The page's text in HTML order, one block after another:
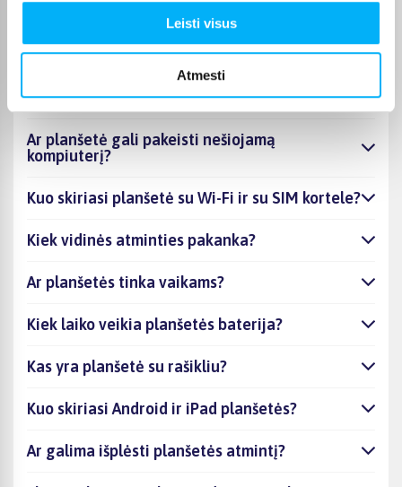
Leisti visus
Atmesti
Planšetės - kiek skirtingų prekių turite šioje
Kokią planšetę geriausia rinktis darbui ar
mokslams?
Ar planšetė gali pakeisti nešiojamą
kompiuterį?
Kuo skiriasi planšetė su Wi-Fi ir su SIM kortele?
Kiek vidinės atminties pakanka?
Ar planšetės tinka vaikams?
Kiek laiko veikia planšetės baterija?
Kas yra planšetė su rašikliu?
Kuo skiriasi Android ir iPad planšetės?
Ar galima išplėsti planšetės atmintį?